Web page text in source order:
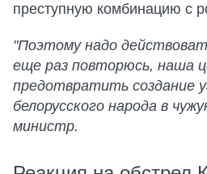
преступную комбинацию с
"Поэтому надо
еще раз повторюсь, наша
предотвратить создание
белорусского народа в
министр.